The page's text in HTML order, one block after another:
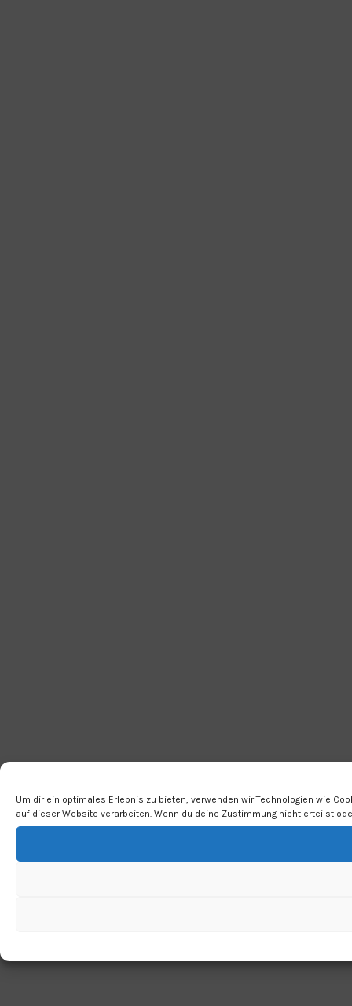
Um dir ein optimales Erlebnis zu bieten, verwenden wir Technologien wie
auf dieser Website verarbeiten. Wenn du deine Zustimmung nicht erteilst